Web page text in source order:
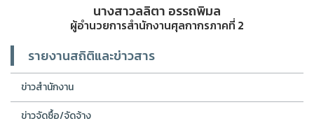
นางสาวลลิตา อรรถพิมล
ผู้อำนวยการสำนักงานศุลกากรภาคที่ 2
รายงานสถิติและข่าวสาร
ข่าวสำนักงาน
ข่าวจัดซื้อ/จัดจ้าง